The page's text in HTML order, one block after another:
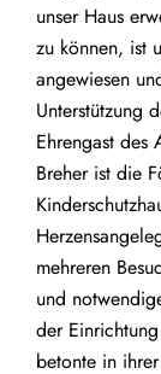
unser Haus
zu können, ist
angewiesen
Unterstützung
Ehrengast des
Breher ist die
mehreren
und
der
betonte in